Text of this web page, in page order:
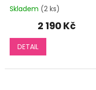
Průměrné
produktu
je
5,0
z
Skladem (2 ks)
2 190 Kč
DETAIL